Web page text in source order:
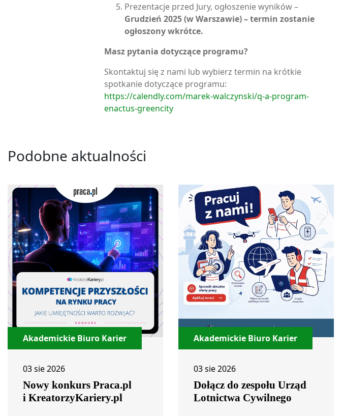
Prezentacje przed Jury, ogłoszenie wyników –
Grudzień 2025 (w Warszawie) – termin zostanie
ogłoszony wkrótce.
Masz pytania dotyczące programu?
Skontaktuj się z nami lub wybierz termin na krótkie
spotkanie dotyczące programu:
https://calendly.com/marek-walczynski/q-a-program-
enactus-greencity
Podobne aktualności
Akademickie Biuro Karier
03 sie 2026
Nowy konkurs Praca.pl
i KreatorzyKariery.pl
Akademickie Biuro Karier
03 sie 2026
Dołącz do zespołu Urząd
Lotnictwa Cywilnego